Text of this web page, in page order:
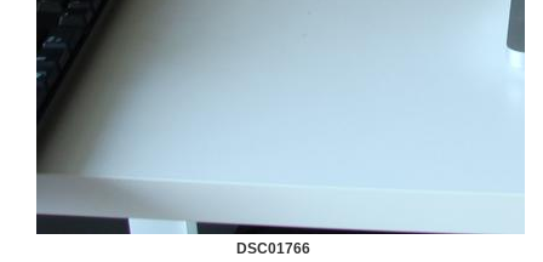
DSC01766